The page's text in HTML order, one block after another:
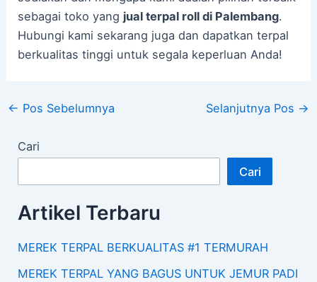
sebagai toko yang jual terpal roll di Palembang.
Hubungi kami sekarang juga dan dapatkan terpal
berkualitas tinggi untuk segala keperluan Anda!
← Pos Sebelumnya Selanjutnya Pos →
Cari
Cari
Artikel Terbaru
MEREK TERPAL BERKUALITAS #1 TERMURAH
MEREK TERPAL YANG BAGUS UNTUK JEMUR PADI